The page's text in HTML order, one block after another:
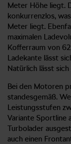
Meter Höhe liegt.
konkurrenzlos,
Meter liegt.
maximalen
Kofferraum von
Ladekante lässt
Natürlich lässt
Bei den Motoren
standesgemäß.
Leistungsstufen
Variante Sportline
Turbolader
auch einen